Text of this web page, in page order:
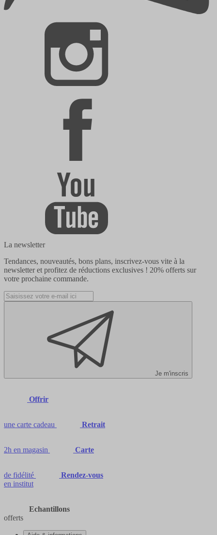
La newsletter
Tendances, nouveautés, bons plans, inscrivez-vous vite à la
newsletter et profitez de réductions exclusives ! 20% offerts sur
votre prochaine commande.
Je m'inscris
Offrir
une carte cadeau Retrait
2h en magasin Carte
de fidélité
Rendez-vous
en institut
Echantillons
offerts